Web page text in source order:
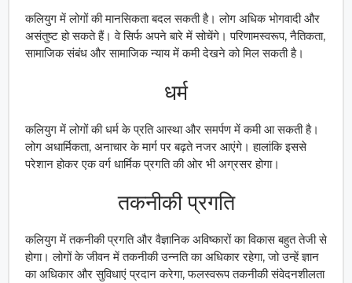
कलियुग में लोगों की मानसिकता बदल सकती है। लोग अधिक भोगवादी और
असंतुष्ट हो सकते हैं। वे सिर्फ अपने बारे में सोचेंगे। परिणामस्वरूप, नैतिकता,
सामाजिक संबंध और सामाजिक न्याय में कमी देखने को मिल सकती है।
धर्म
कलियुग में लोगों की धर्म के प्रति आस्था और समर्पण में कमी आ सकती है।
लोग अधार्मिकता, अनाचार के मार्ग पर बढ़ते नजर आएंगे। हालांकि इससे
परेशान होकर एक वर्ग धार्मिक प्रगति की ओर भी अग्रसर होगा।
तकनीकी प्रगति
कलियुग में तकनीकी प्रगति और वैज्ञानिक अविष्कारों का विकास बहुत तेजी से
होगा। लोगों के जीवन में तकनीकी उन्नति का अधिकार रहेगा, जो उन्हें ज्ञान
का अधिकार और सुविधाएं प्रदान करेगा, फलस्वरूप तकनीकी संवेदनशीलता